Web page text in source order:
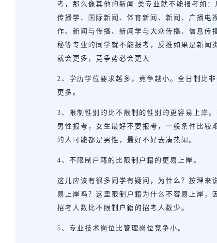
考，那么像其他的新闻 类专业就不能报考如
传播学、国际新闻、体育新闻、新闻、广播电
作、新闻与传播、新闻学与大众传播、信息传
秘等专业的同学就不能报考，反推如果是新闻
就会更多，竞争势必会更大
2、学历学位要求越多，竞争越小。全日制比
更多。
3、限制性别的比不限制的性别的更容易上岸
男性报考，女生最好不要报考，一般条件比较
的人可能都是男性，最好不好去凑热闹。
4、不限制户籍的比限制户籍的更易上岸。
这儿应该有很多同学有疑问，为什么？按理来
易上岸吗？这里限制户籍为什么不容易上岸，
招考人数比不限制户籍的招考人数少。
5、专业技术岗位比管理岗位竞争小。